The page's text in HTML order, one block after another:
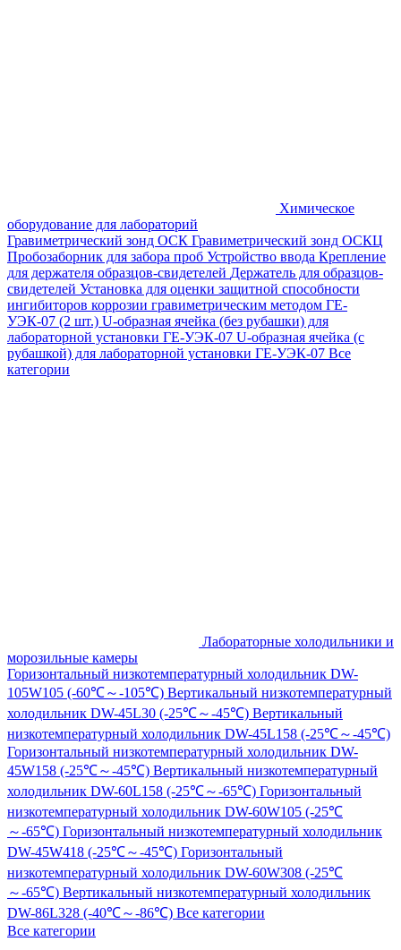
Химическое
оборудование для лабораторий
Гравиметрический зонд ОСК Гравиметрический зонд ОСКЦ
Пробозаборник для забора проб Устройство ввода Крепление
для держателя образцов-свидетелей Держатель для образцов-
свидетелей Установка для оценки защитной способности
ингибиторов коррозии гравиметрическим методом ГЕ-
УЭК-07 (2 шт.) U-образная ячейка (без рубашки) для
лабораторной установки ГЕ-УЭК-07 U-образная ячейка (с
рубашкой) для лабораторной установки ГЕ-УЭК-07 Все
категории
Лабораторные холодильники и
морозильные камеры
Горизонтальный низкотемпературный холодильник DW-
105W105 (-60℃～-105℃) Вертикальный низкотемпературный
холодильник DW-45L30 (-25℃～-45℃) Вертикальный
низкотемпературный холодильник DW-45L158 (-25℃～-45℃)
Горизонтальный низкотемпературный холодильник DW-
45W158 (-25℃～-45℃) Вертикальный низкотемпературный
холодильник DW-60L158 (-25℃～-65℃) Горизонтальный
низкотемпературный холодильник DW-60W105 (-25℃
～-65℃) Горизонтальный низкотемпературный холодильник
DW-45W418 (-25℃～-45℃) Горизонтальный
низкотемпературный холодильник DW-60W308 (-25℃
～-65℃) Вертикальный низкотемпературный холодильник
DW-86L328 (-40℃～-86℃) Все категории
Все категории